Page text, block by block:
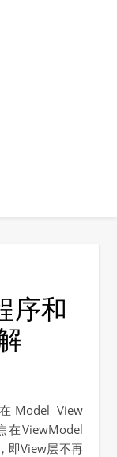
序和
在ViewModel
即View层不再